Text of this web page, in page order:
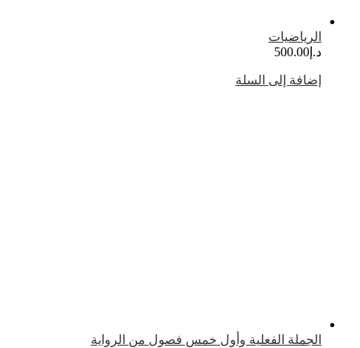
500.00
إلى السلة
الفعلية وأول خمس فصول من الرواية